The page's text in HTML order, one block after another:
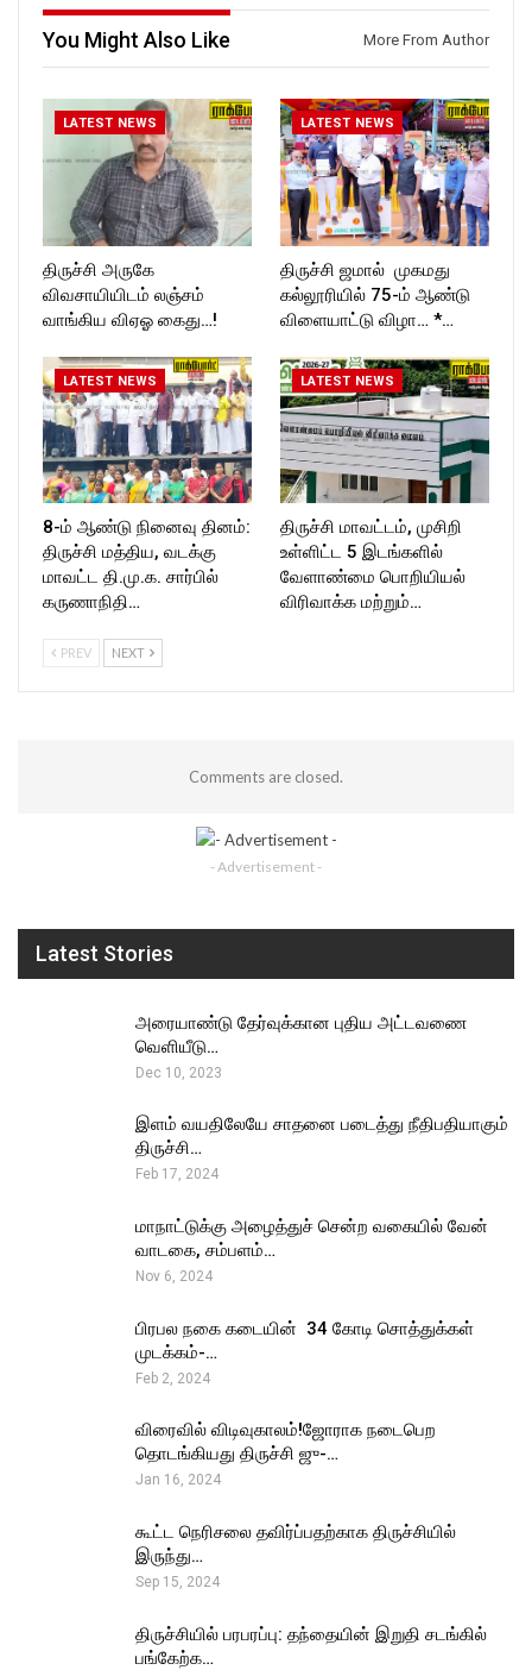
You Might Also Like More From Author
LATEST NEWS
திருச்சி அருகே
விவசாயியிடம் லஞ்சம்
வாங்கிய விஏஓ கைது…!
LATEST NEWS
திருச்சி ஜமால் முகமது
கல்லூரியில் 75-ம் ஆண்டு
விளையாட்டு விழா… *…
LATEST NEWS
8-ம் ஆண்டு நினைவு தினம்:
திருச்சி மத்திய, வடக்கு
மாவட்ட தி.மு.க. சார்பில்
கருணாநிதி…
LATEST NEWS
திருச்சி மாவட்டம், முசிறி
உள்ளிட்ட 5 இடங்களில்
வேளாண்மை பொறியியல்
விரிவாக்க மற்றும்…
PREV NEXT
Comments are closed.
- Advertisement -
Latest Stories
அரையாண்டு தேர்வுக்கான புதிய அட்டவணை
வெளியீடு…
Dec 10, 2023
இளம் வயதிலேயே சாதனை படைத்து நீதிபதியாகும்
திருச்சி…
Feb 17, 2024
மாநாட்டுக்கு அழைத்துச் சென்ற வகையில் வேன்
வாடகை, சம்பளம்…
Nov 6, 2024
பிரபல நகை கடையின் ₹ 34 கோடி சொத்துக்கள்
முடக்கம்-…
Feb 2, 2024
விரைவில் விடிவுகாலம்!ஜோராக நடைபெற
தொடங்கியது திருச்சி ஜு-…
Jan 16, 2024
கூட்ட நெரிசலை தவிர்ப்பதற்காக திருச்சியில்
இருந்து…
Sep 15, 2024
திருச்சியில் பரபரப்பு: தந்தையின் இறுதி சடங்கில்
பங்கேற்க…